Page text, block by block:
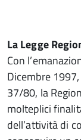
La Legge
Con
Dicembre
37/80, la
molteplici
dell’attività di